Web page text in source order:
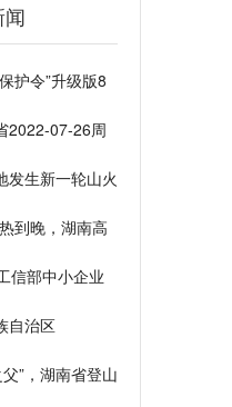
护令”升级版8
2022-07-26周
发生新一轮山火
到晚，湖南高
信部中小企业
自治区
”，湖南省登山